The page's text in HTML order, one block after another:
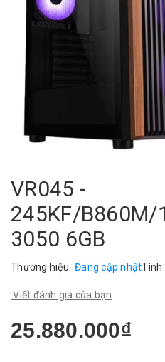
VR045 -
245KF/B860M/
3050 6GB
Thương hiệu: Đang cập nhậtTình
Viết đánh giá của bạn
25.880.000₫